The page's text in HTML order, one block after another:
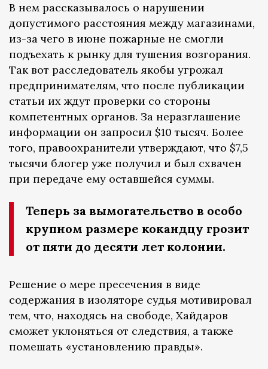
В нем рассказывалось о нарушении
допустимого расстояния между магазинами,
из-за чего в июне пожарные не смогли
подъехать к рынку для тушения возгорания.
Так вот расследователь якобы угрожал
предпринимателям, что после публикации
статьи их ждут проверки со стороны
компетентных органов. За неразглашение
информации он запросил $10 тысяч. Более
того, правоохранители утверждают, что $7,5
тысячи блогер уже получил и был схвачен
при передаче ему оставшейся суммы.
Теперь за вымогательство в особо
крупном размере кокандцу грозит
от пяти до десяти лет колонии.
Решение о мере пресечения в виде
содержания в изоляторе судья мотивировал
тем, что, находясь на свободе, Хайдаров
сможет уклоняться от следствия, а также
помешать «установлению правды».